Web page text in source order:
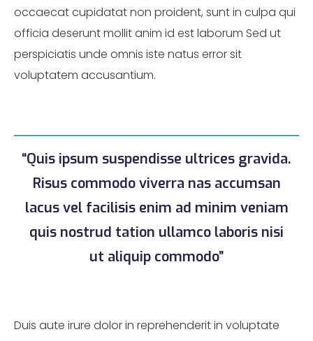
occaecat cupidatat non proident, sunt in culpa qui
officia deserunt mollit anim id est laborum Sed ut
perspiciatis unde omnis iste natus error sit
voluptatem accusantium.
“Quis ipsum suspendisse ultrices gravida.
Risus commodo viverra nas accumsan
lacus vel facilisis enim ad minim veniam
quis nostrud tation ullamco laboris nisi
ut aliquip commodo”
Duis aute irure dolor in reprehenderit in voluptate